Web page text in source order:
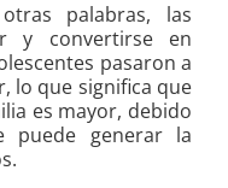
palabras, las
y convertirse en
pasaron a
lo que significa que
es mayor, debido
puede generar la